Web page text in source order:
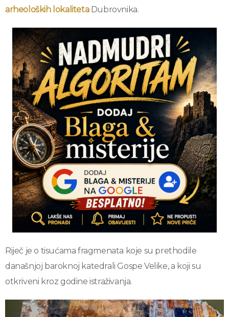
arheoloških lokalitetaDubrovnika.
Riječ je o tisućama fragmenata koje su prethodile
današnjoj baroknoj katedrali Gospe Velike, a koji su
otkriveni kroz godine istraživanja.